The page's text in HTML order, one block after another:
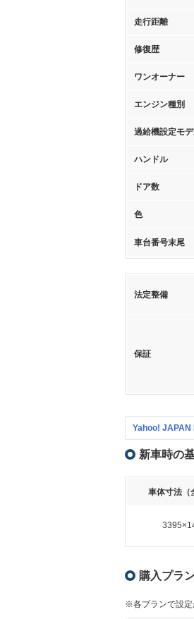
走行距離
修復歴
ワンオーナー
エンジン種別
過給機設定モ
ハンドル
ドア数
色
車台番号末尾
法定整備
保証
Yahoo! JAPAN
新車時の
車体寸法（
購入プラ
※各プランで設定